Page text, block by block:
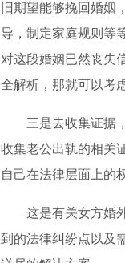
旧期望能够挽回婚
导，制定家庭规则等
对这段婚姻已然丧失
全解析，那就可以考
三是去收集证据
收集老公出轨的相关
自己在法律层面上的
这是有关女方婚
到的法律纠纷点以及